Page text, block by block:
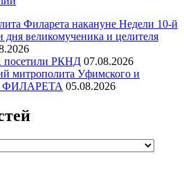
Филарета накануне Недели 10-й
дня великомученика и целителя
РКНД 07.08.2026
митрополита Уфимского и
ФИЛАРЕТА 05.08.2026